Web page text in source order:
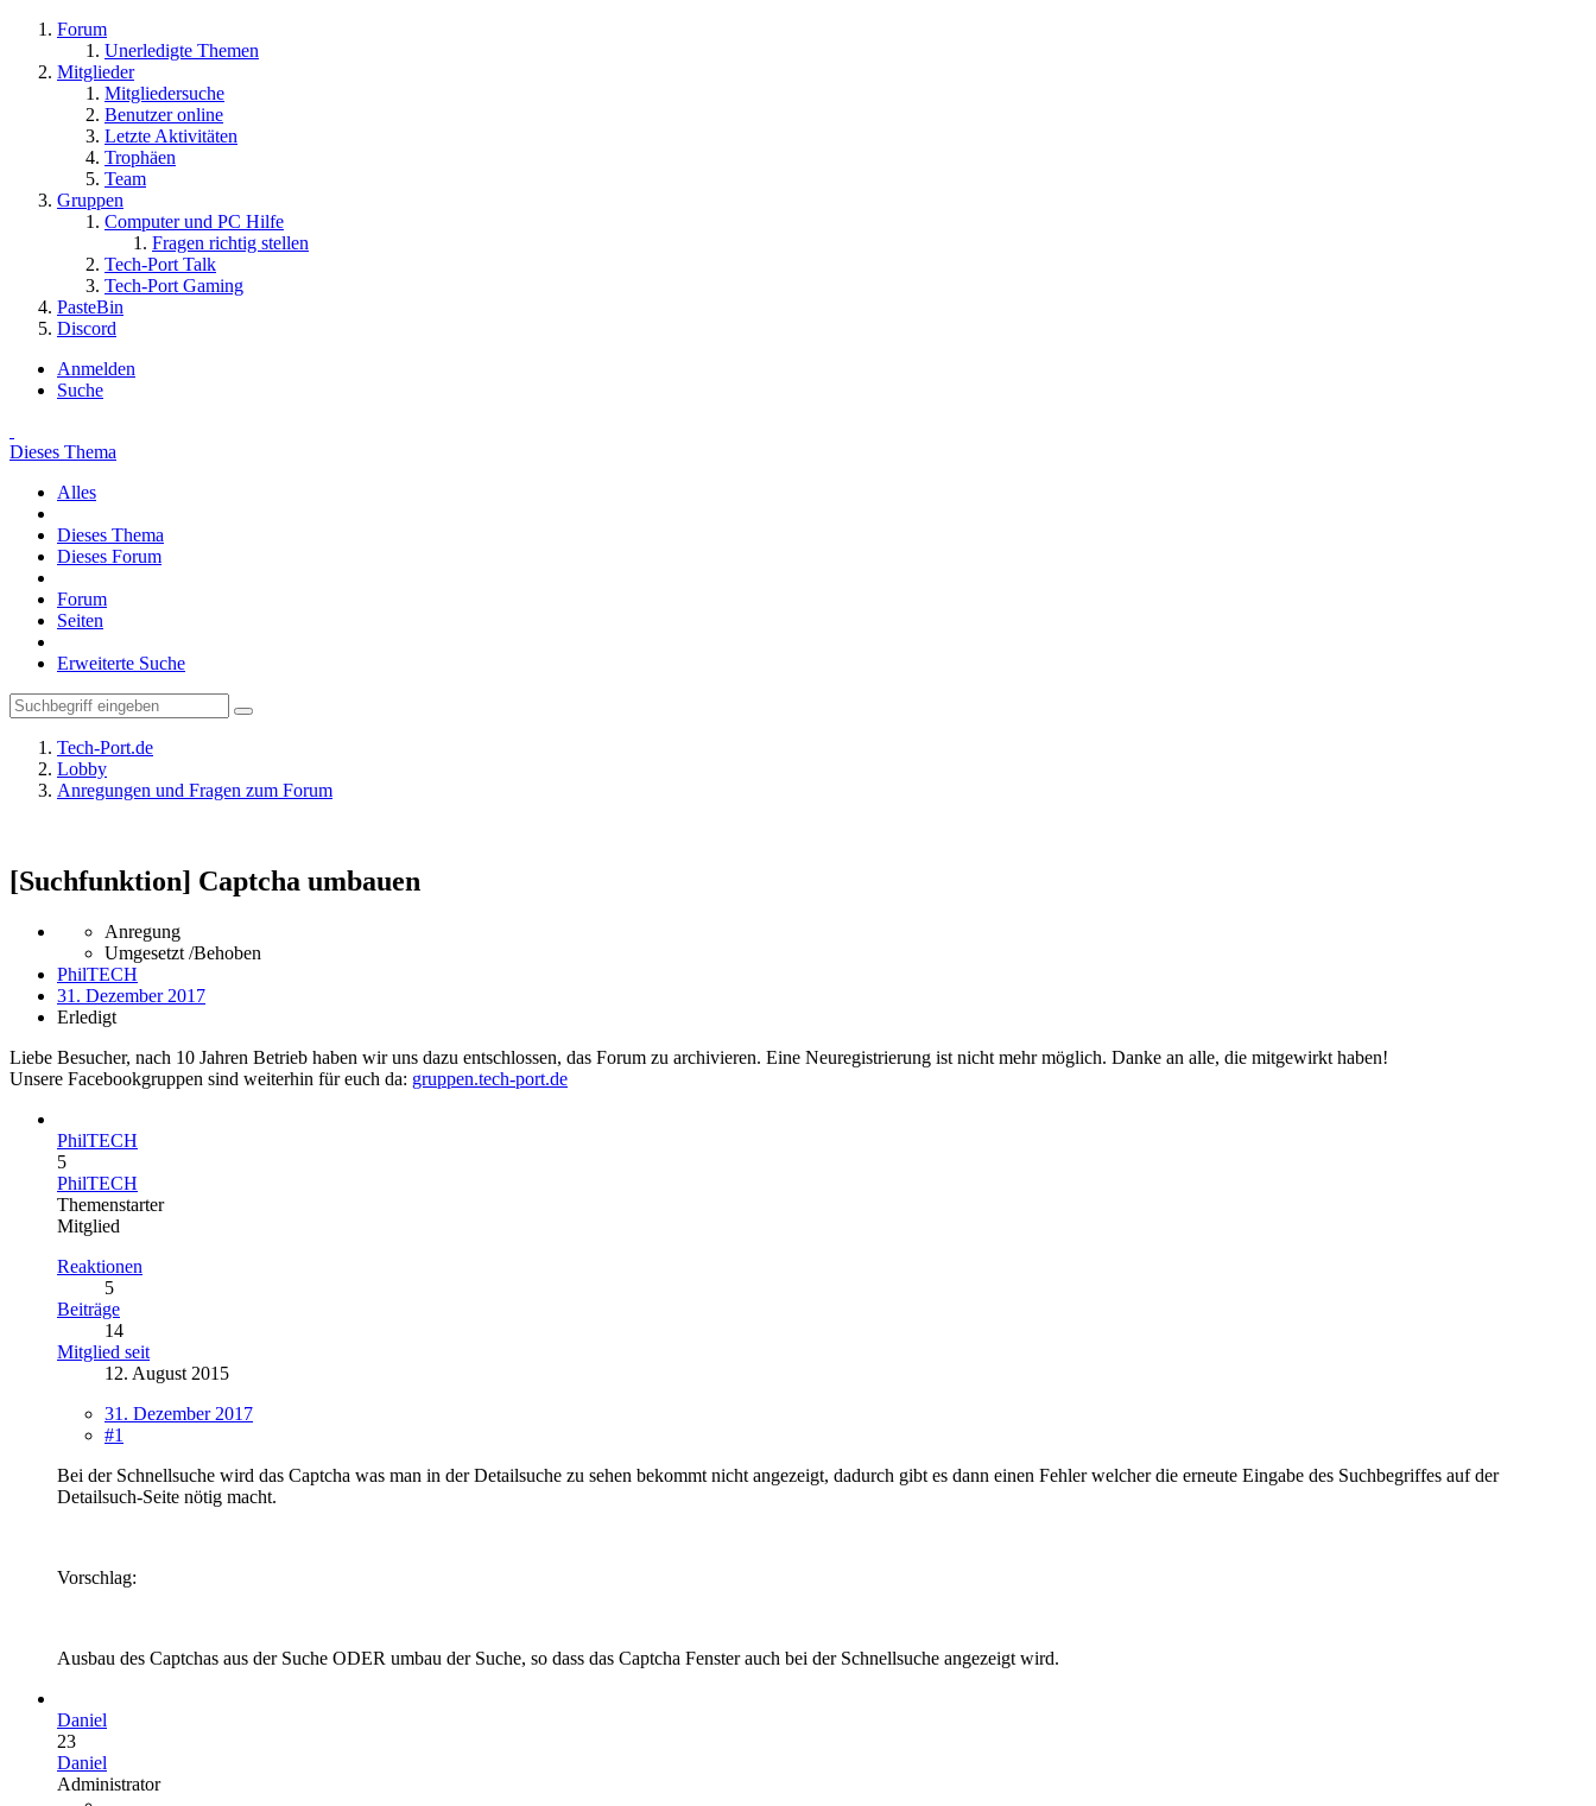
Forum
Unerledigte Themen
Mitglieder
Mitgliedersuche
Benutzer online
Letzte Aktivitäten
Trophäen
Team
Gruppen
Computer und PC Hilfe
Fragen richtig stellen
Tech-Port Talk
Tech-Port Gaming
PasteBin
Discord
Anmelden
Suche
Dieses Thema
Alles
Dieses Thema
Dieses Forum
Forum
Seiten
Erweiterte Suche
Tech-Port.de
Lobby
Anregungen und Fragen zum Forum
[Suchfunktion] Captcha umbauen
Anregung
Umgesetzt /Behoben
PhilTECH
31. Dezember 2017
Erledigt
Liebe Besucher, nach 10 Jahren Betrieb haben wir uns dazu entschlossen, das Forum zu archivieren. Eine Neuregistrierung ist nicht mehr möglich. Danke an alle, die mitgewirkt haben!
Unsere Facebookgruppen sind weiterhin für euch da: gruppen.tech-port.de
PhilTECH
5
PhilTECH
Themenstarter
Mitglied
Reaktionen
5
Beiträge
14
Mitglied seit
12. August 2015
31. Dezember 2017
#1
Bei der Schnellsuche wird das Captcha was man in der Detailsuche zu sehen bekommt nicht angezeigt, dadurch gibt es dann einen Fehler welcher die erneute Eingabe des Suchbegriffes auf der
Detailsuch-Seite nötig macht.
Vorschlag:
Ausbau des Captchas aus der Suche ODER umbau der Suche, so dass das Captcha Fenster auch bei der Schnellsuche angezeigt wird.
Daniel
23
Daniel
Administrator